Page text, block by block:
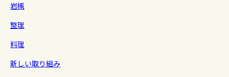
岩槻
整理
料理
新しい取り組み